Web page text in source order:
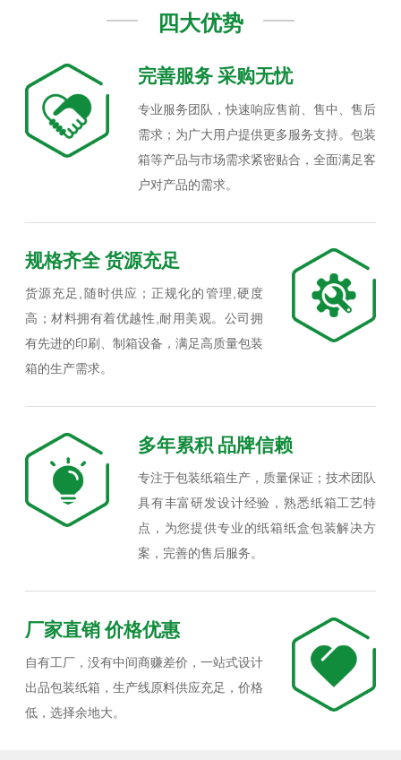
四大优势
完善服务 采购无忧
专业服务团队，快速响应售前、售中、售后
需求；为广大用户提供更多服务支持。包装
箱等产品与市场需求紧密贴合，全面满足客
户对产品的需求。
规格齐全 货源充足
货源充足,随时供应；正规化的管理,硬度
高；材料拥有着优越性,耐用美观。公司拥
有先进的印刷、制箱设备，满足高质量包装
箱的生产需求。
多年累积 品牌信赖
专注于包装纸箱生产，质量保证；技术团队
具有丰富研发设计经验，熟悉纸箱工艺特
点，为您提供专业的纸箱纸盒包装解决方
案，完善的售后服务。
厂家直销 价格优惠
自有工厂，没有中间商赚差价，一站式设计
出品包装纸箱，生产线原料供应充足，价格
低，选择余地大。